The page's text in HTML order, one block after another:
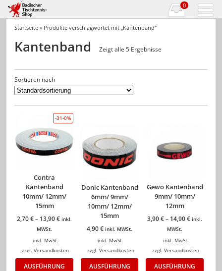
0
Startseite » Produkte verschlagwortet mit „Kantenband“
Kantenband Zeigt alle 5 Ergebnisse
Sortieren nach
-31-0%
Contra
Kantenband
10mm/ 12mm/
15mm
2,70€– 13,90€ inkl.
MWSt.
inkl. MwSt.
zzgl.Versandkosten
AUSFÜHRUNG
Donic Kantenband
6mm/ 9mm/
10mm/ 12mm/
15mm
4,90€ inkl. MWSt.
inkl. MwSt.
zzgl. Versandkosten
AUSFÜHRUNG
Gewo Kantenband
9mm/ 10mm/
12mm
3,90€– 14,90€ inkl.
MWSt.
inkl. MwSt.
zzgl.Versandkosten
AUSFÜHRUNG